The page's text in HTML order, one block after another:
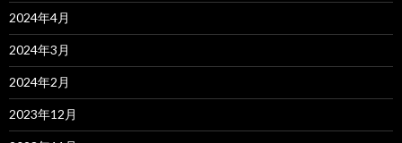
2024年4月
2024年3月
2024年2月
2023年12月